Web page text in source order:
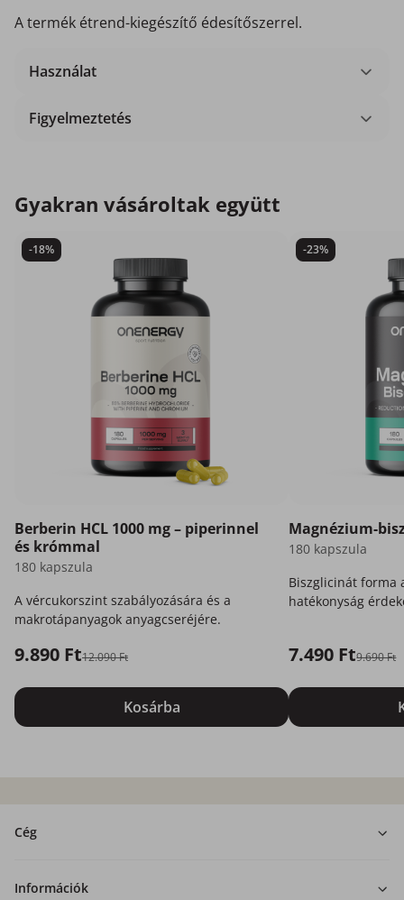
A termék étrend-kiegészítő édesítőszerrel.
Használat
Figyelmeztetés
Gyakran vásároltak együtt
-18%
Berberin HCL 1000 mg – piperinnel
és krómmal
180 kapszula
A vércukorszint szabályozására és a
makrotápanyagok anyagcseréjére.
9.890 Ft12.090 Ft
Kosárba
-23%
Magnézium-
180 kapszula
Biszglicinát forma
hatékonyság
7.490 Ft9.690 Ft
Cég
Információk